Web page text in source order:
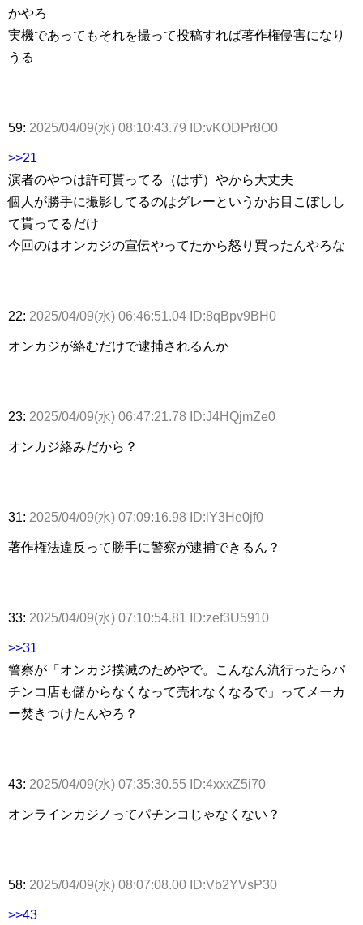
かやろ
実機であってもそれを撮って投稿すれば著作権侵害になり
うる
59: 2025/04/09(水) 08:10:43.79 ID:vKODPr8O0
>>21
演者のやつは許可貰ってる（はず）やから大丈夫
個人が勝手に撮影してるのはグレーというかお目こぼしし
て貰ってるだけ
今回のはオンカジの宣伝やってたから怒り買ったんやろな
22: 2025/04/09(水) 06:46:51.04 ID:8qBpv9BH0
オンカジが絡むだけで逮捕されるんか
23: 2025/04/09(水) 06:47:21.78 ID:J4HQjmZe0
オンカジ絡みだから？
31: 2025/04/09(水) 07:09:16.98 ID:lY3He0jf0
著作権法違反って勝手に警察が逮捕できるん？
33: 2025/04/09(水) 07:10:54.81 ID:zef3U5910
>>31
警察が「オンカジ撲滅のためやで。こんなん流行ったらパ
チンコ店も儲からなくなって売れなくなるで」ってメーカ
ー焚きつけたんやろ？
43: 2025/04/09(水) 07:35:30.55 ID:4xxxZ5i70
オンラインカジノってパチンコじゃなくない？
58: 2025/04/09(水) 08:07:08.00 ID:Vb2YVsP30
>>43